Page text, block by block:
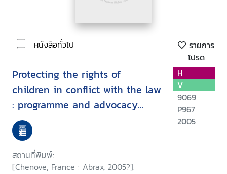
หนังสือทั่วไป
รายการ
โปรด
Protecting the rights of
children in conflict with the law
: programme and advocacy
experiences from member
organisations of the inter-
agency coordination panel on
juvenile justice
สถานที่พิมพ์:
[Chenove, France : Abrax, 2005?].
H
V
9069
P967
2005